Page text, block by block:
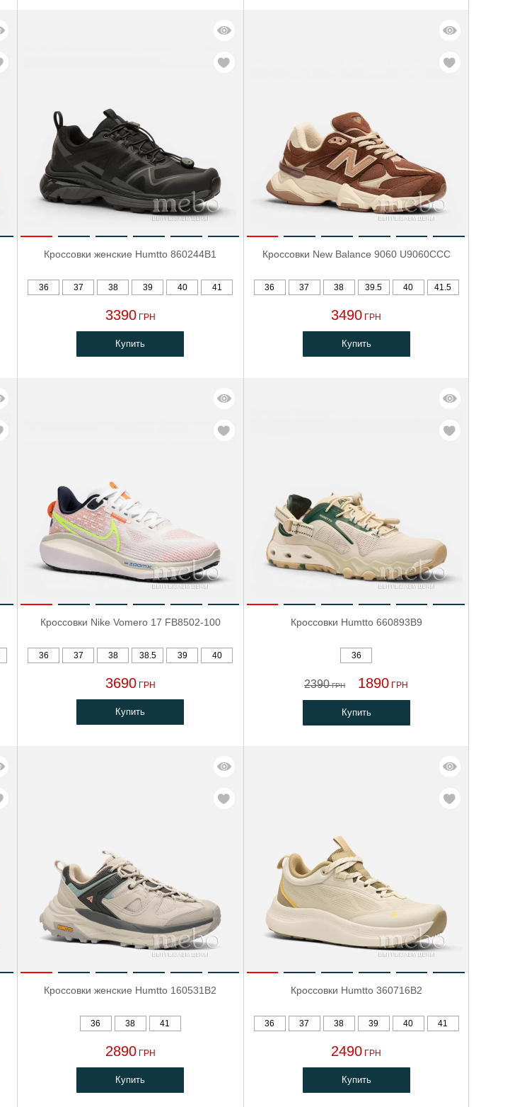
Кроссовки женские Humtto 860244B1
36 37 38 39 40 41
3390ГРН
Купить
Кроссовки New Balance 9060 U9060CCC
36 37 38 39.5 40 41.5
3490 ГРН
Купить
Кроссовки Nike Vomero 17 FB8502-100
36 37 38 38.5 39 40
3690ГРН
Купить
Кроссовки Humtto 660893B9
36
2390ГРН 1890 ГРН
Купить
Кроссовки женские Humtto 160531B2
36 38 41
2890ГРН
Купить
Кроссовки Humtto 360716B2
36 37 38 39 40 41
2490 ГРН
Купить